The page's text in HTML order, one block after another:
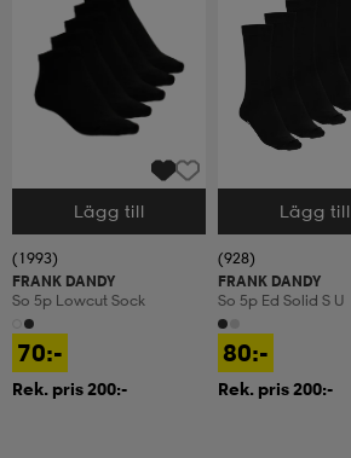
Välj storlek
Lägg till
(1993)
FRANK DANDY
So 5p Lowcut Sock
70:-
Rek. pris 200:-
Välj storlek
Lägg till
(928)
FRANK DANDY
So 5p Ed Solid S U
80:-
Rek. pris 200:-